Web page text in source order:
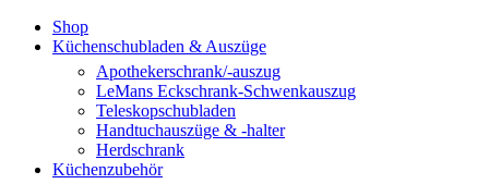
Shop
Küchenschubladen & Auszüge
Apothekerschrank/-auszug
LeMans Eckschrank-Schwenkauszug
Teleskopschubladen
Handtuchauszüge & -halter
Herdschrank
Küchenzubehör